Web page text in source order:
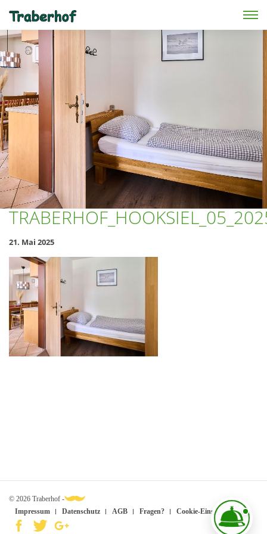
Skip to main content
21. Mai 2025
© 2026 Traberhof -
Impressum
Datenschutz AGB Fragen? Cookie-Einstellungen